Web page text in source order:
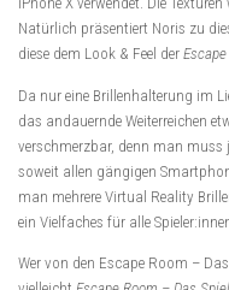
Natürlich präsentiert Noris zu
diese dem Look & Feel der
Da nur eine Brillenhalterung im
das andauernde Weiterreichen
verschmerzbar, denn man
soweit allen gängigen
man mehrere Virtual Reality
ein Vielfaches für alle
Wer von den Escape Room –